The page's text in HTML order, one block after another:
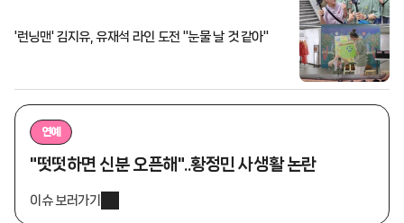
'런닝맨' 김지유, 유재석 라인 도전 "눈물 날 것 같아"
연예
"떳떳하면 신분 오픈해"..황정민 사생활 논란
이슈 보러가기